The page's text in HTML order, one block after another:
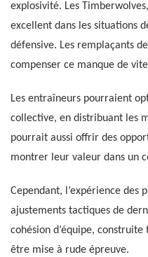
explosivité. Les
excellent dans les situations
défensive. Les remplaçants
compenser ce manque de
Les entraîneurs pourraient
collective, en distribuant les
pourrait aussi offrir des
montrer leur valeur dans un
Cependant, l’expérience des
ajustements tactiques de
cohésion d’équipe,
être mise à rude épreuve.